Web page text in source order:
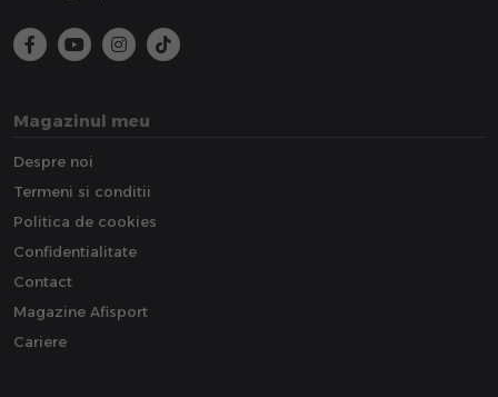
Magazinul meu
Despre noi
Termeni si conditii
Politica de cookies
Confidentialitate
Contact
Magazine Afisport
Cariere